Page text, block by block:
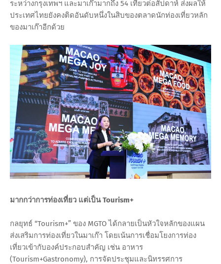
ระหว่างกรุงเทพฯ และมาเก๊ามากถึง 54 เที่ยวต่อสัปดาห์ ส่งผลให้
ประเทศไทยยังคงติดอันดับหนึ่งในสิบของตลาดนักท่องเที่ยวหลัก
ของมาเก๊าอีกด้วย
มากกว่าการท่องเที่ยว แต่เป็น Tourism+
กลยุทธ์ “Tourism+” ของ MGTO ได้กลายเป็นหัวใจหลักของแผน
ส่งเสริมการท่องเที่ยวในมาเก๊า โดยเน้นการเชื่อมโยงการท่อง
เที่ยวเข้ากับองค์ประกอบสำคัญ เช่น อาหาร
(Tourism+Gastronomy), การจัดประชุมและนิทรรศการ